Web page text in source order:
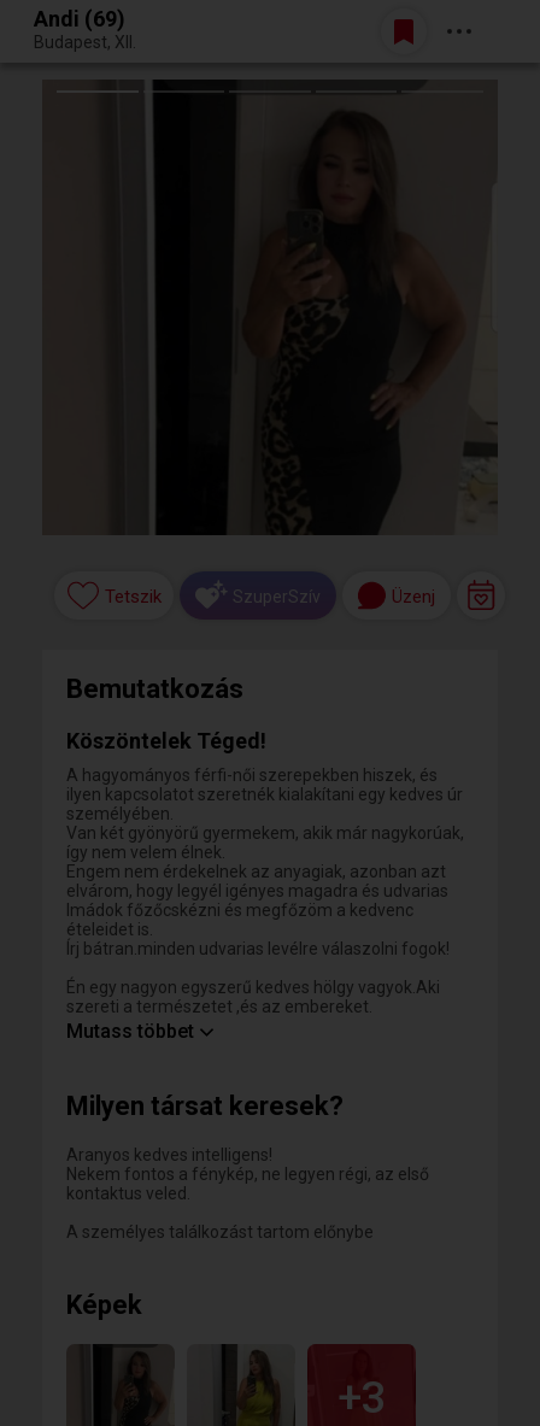
Egy jó randiból bármi lehet.
Belépés
Andi (69)
Budapest, XII.
Tetszik SzuperSzív Üzenj
Bemutatkozás
Köszöntelek Téged!
A hagyományos férfi-női szerepekben hiszek, és
ilyen kapcsolatot szeretnék kialakítani egy kedves úr
személyében.
Van két gyönyörű gyermekem, akik már nagykorúak,
így nem velem élnek.
Engem nem érdekelnek az anyagiak, azonban azt
elvárom, hogy legyél igényes magadra és udvarias
Imádok főzőcskézni és megfőzöm a kedvenc
ételeidet is.
Írj bátran.minden udvarias levélre válaszolni fogok!
Én egy nagyon egyszerű kedves hölgy vagyok.Aki
szereti a természetet ,és az embereket.
A személyes találkozás híve vagyok!
Nagyon sokat el árul rólad, ha te vagy rajta, és nem
régi, a fotód!
gyorsan meg oldható!
Mutass többet
Milyen társat keresek?
Aranyos kedves intelligens!
Nekem fontos a fénykép, ne legyen régi, az első
kontaktus veled.
A személyes találkozást tartom előnybe
Képek
+3